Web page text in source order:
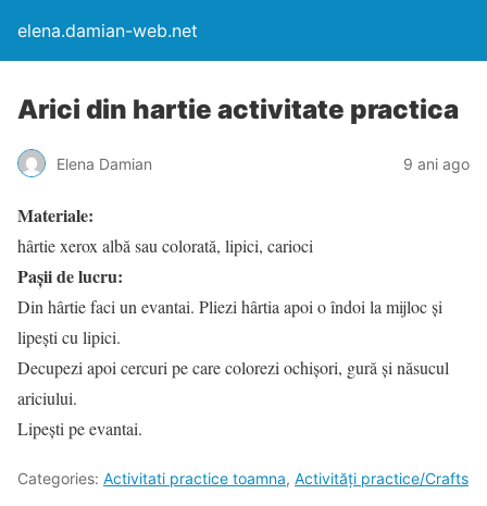
elena.damian-web.net
Arici din hartie activitate practica
Elena Damian 9 ani ago
Materiale:
hârtie xerox albă sau colorată, lipici, carioci
Pașii de lucru:
Din hârtie faci un evantai. Pliezi hârtia apoi o îndoi la mijloc și
lipești cu lipici.
Decupezi apoi cercuri pe care colorezi ochișori, gură și năsucul
ariciului.
Lipești pe evantai.
Categories: Activitati practice toamna, Activități practice/Crafts